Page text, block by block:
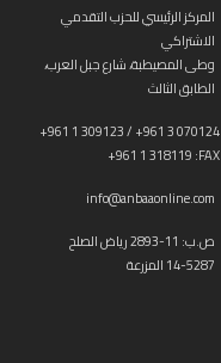
المركز الرئيسي للحزب التقدمي
الاشتراكي
وطى المصيطبة، شارع جبل العرب،
الطابق الثالث
+961 1 309123 / +961 3 070124
+961 1 318119 :FAX
info@anbaaonline.com
ص.ب: 11-2893 رياض الصلح
14-5287 المزرعة